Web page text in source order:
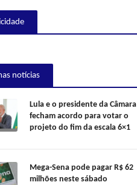
notícias
Lula e o presidente da Câmara
fecham acordo para votar o
projeto do fim da escala 6×1
Mega-Sena pode pagar R$ 62
milhões neste sábado